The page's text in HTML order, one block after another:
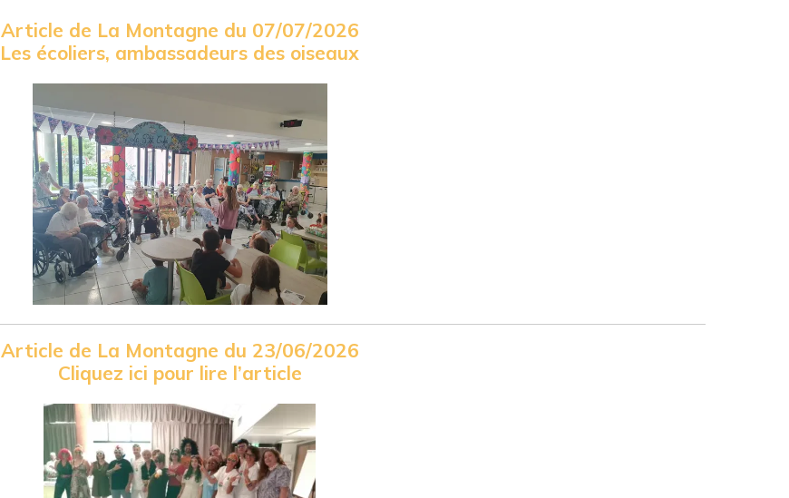
Article de La Montagne du 07/07/2026
Les écoliers, ambassadeurs des oiseaux
Article de La Montagne du 23/06/2026
Cliquez ici pour lire l’article